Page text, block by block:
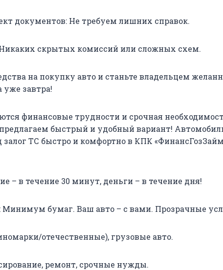
документов: Не требуем лишних справок.
скрытых комиссий или сложных схем.
на покупку авто и станьте владельцем
уже завтра!
финансовые трудности и срочная
быстрый и удобный вариант!
ТС быстро и комфортно в КПК
– в течение 30 минут, деньги – в течение дня!
бумаг. Ваш авто – с вами. Прозрачные
отечественные), грузовые авто.
ремонт, срочные нужды.